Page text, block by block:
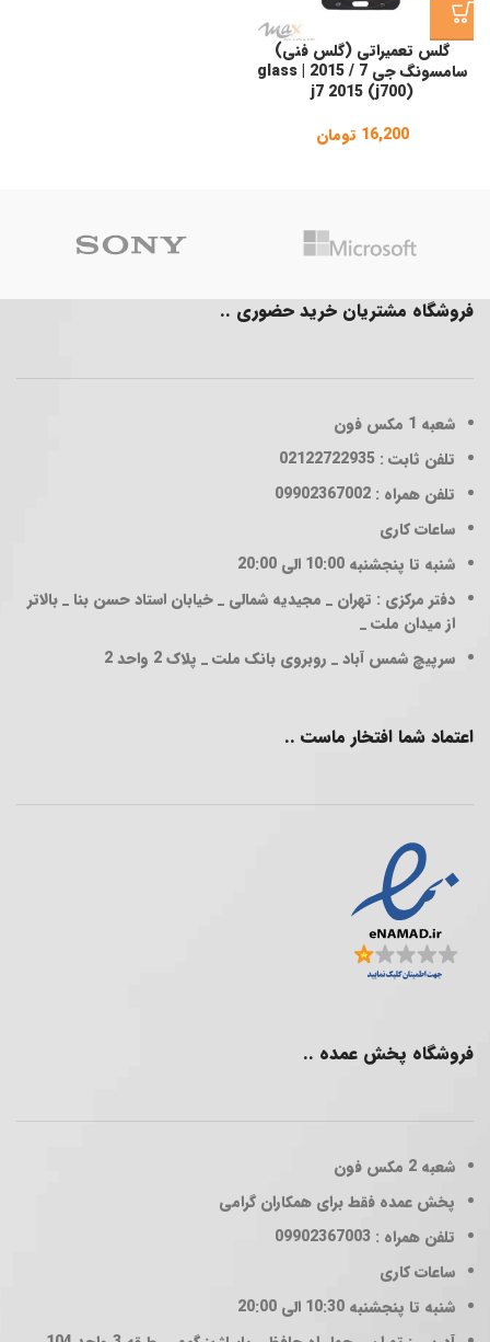
گلس تعمیراتی (گلس فنی)
سامسونگ جی 7 / 2015 | glass
j7 2015 (j700)
16,200 تومان
فروشگاه مشتریان خرید حضوری ..
شعبه 1
مکس فون
تلفن ثابت : 02122722935
تلفن همراه : 09902367002
ساعات کاری
شنبه تا پنجشنبه 10:00 الی 20:00
دفتر مرکزی : تهران _ مجیدیه شمالی _ خیابان استاد حسن بنا _ بالاتر
از میدان ملت _
سرپیچ شمس آباد _ روبروی بانک ملت _ پلاک 2 واحد 2
اعتماد شما افتخار ماست ..
فروشگاه پخش عمده ..
شعبه 2
مکس فون
پخش عمده فقط برای همکاران گرامی
تلفن همراه : 09902367003
ساعات کاری
شنبه تا پنجشنبه 10:30 الی 20:00